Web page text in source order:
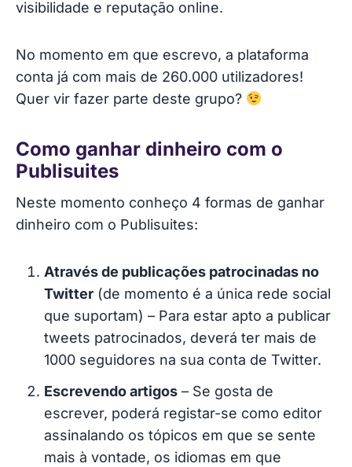
visibilidade e reputação online.
No momento em que escrevo, a plataforma
conta já com mais de 260.000 utilizadores!
Quer vir fazer parte deste grupo?
Como ganhar dinheiro com o
Publisuites
Neste momento conheço 4 formas de ganhar
dinheiro com o Publisuites:
Através de publicações patrocinadas no
Twitter (de momento é a única rede social
que suportam) – Para estar apto a publicar
tweets patrocinados, deverá ter mais de
1000 seguidores na sua conta de Twitter.
Escrevendo artigos – Se gosta de
escrever, poderá registar-se como editor
assinalando os tópicos em que se sente
mais à vontade, os idiomas em que